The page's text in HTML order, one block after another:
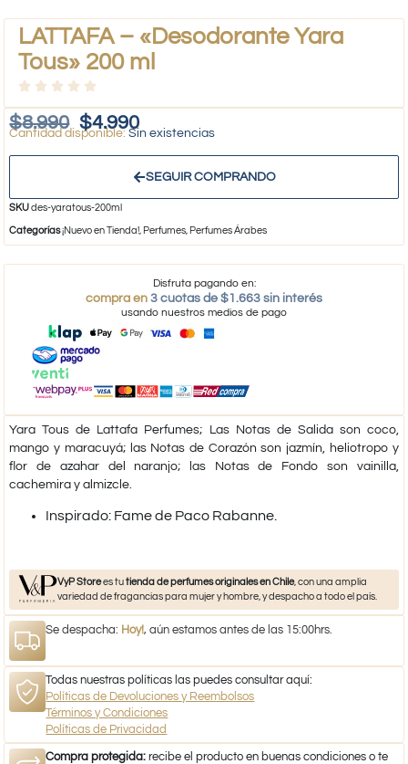
LATTAFA – «Desodorante Yara
Tous» 200 ml
$8.990 $4.990Sin existencias
SEGUIR COMPRANDO
SKUdes-yaratous-200ml
Categorías¡Nuevo en Tienda!, Perfumes, Perfumes Árabes
Disfruta pagando en:
compra en 3 cuotas de $1.663 sin interés
usando nuestros medios de pago
Yara Tous de Lattafa Perfumes; Las Notas de Salida son coco,
mango y maracuyá; las Notas de Corazón son jazmín, heliotropo y
flor de azahar del naranjo; las Notas de Fondo son vainilla,
cachemira y almizcle.
​Inspirado: Fame de Paco Rabanne.
VyP Storees tutienda de perfumes originales en Chile, con una amplia
variedad de fragancias para mujer y hombre, y despacho a todo el país.
Se despacha: Hoy!, aún estamos antes de las 15:00hrs.
Todas nuestras políticas las puedes consultar aquí:
Políticas de Devoluciones y Reembolsos
Términos y Condiciones
Políticas de Privacidad
Compra protegida: recibe el producto en buenas condiciones o te